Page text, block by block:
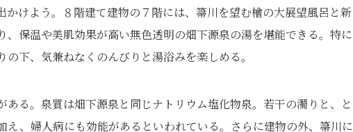
けよう。８階建て建物の７階には、箒川を望む檜の大展望風呂と新
保温や美肌効果が高い無色透明の畑下源泉の湯を堪能できる。特に
下、気兼ねなくのんびりと湯浴みを楽しめる。
ある。泉質は畑下源泉と同じナトリウム塩化物泉。若干の濁りと、と
え、婦人病にも効能があるといわれている。さらに建物の外、箒川に